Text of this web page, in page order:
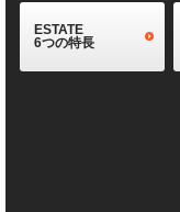
ESTATE
6つの特長